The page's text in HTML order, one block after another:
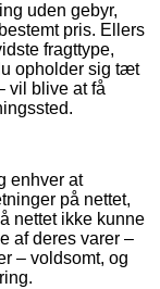
uden gebyr,
pris. Ellers
fragttype,
opholder sig tæt
vil blive at få
enhver at
på nettet,
nettet ikke kunne
af deres varer –
– voldsomt, og